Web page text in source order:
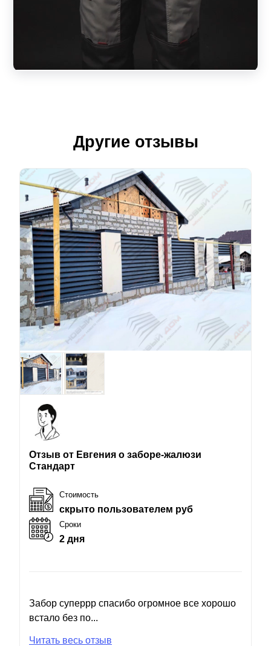
Другие отзывы
Отзыв от Евгения о заборе-жалюзи
Стандарт
Стоимость
скрыто пользователем руб
Сроки
2 дня
Забор суперрр спасибо огромное все хорошо
встало без по...
Читать весь отзыв